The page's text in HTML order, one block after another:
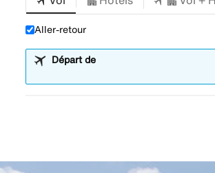
Aller-retour
Départ de